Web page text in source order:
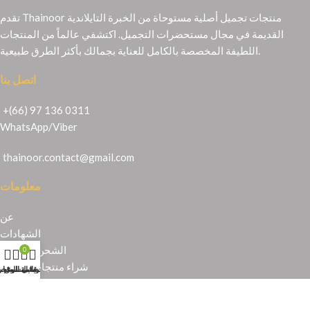
تقدم Thainoor منتجات تجميل أصلية مستوحاة من الخبرة التايلاندية
القديمة في مجال مستحضرات التجميل. اكتشفي عالماً من المنتجات
اتصل بنا
+(66) 97 136 0311
WhatsApp/Viber
thainoor.contact@gmail.com
معلومات
عن
الشهادات
الشحن والإرجاع
شراء منتجات تايلندية
قائمة
0
عربة التسوق
حسابي